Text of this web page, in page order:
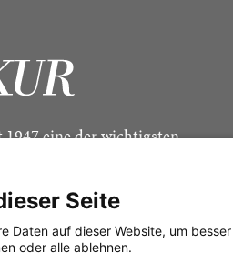
eine der wichtigsten
Seite
Daten auf dieser Website, um
oder alle ablehnen.